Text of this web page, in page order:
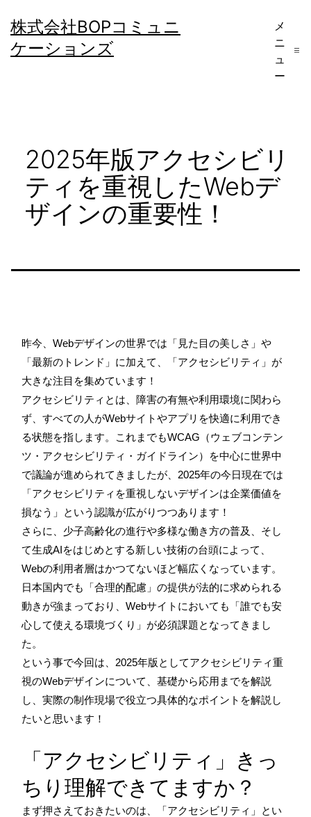
ン
テ
株式会社BOPコミュニ
ケーションズ
メ
ニ
ュ
ー
2025年版アクセシビリ
ティを重視したWebデ
ザインの重要性！
昨今、Webデザインの世界では「見た目の美しさ」や
「最新のトレンド」に加えて、「アクセシビリティ」が
大きな注目を集めています！
アクセシビリティとは、障害の有無や利用環境に関わら
ず、すべての人がWebサイトやアプリを快適に利用でき
る状態を指します。これまでもWCAG（ウェブコンテン
ツ・アクセシビリティ・ガイドライン）を中心に世界中
で議論が進められてきましたが、2025年の今日現在では
「アクセシビリティを重視しないデザインは企業価値を
損なう」という認識が広がりつつあります！
さらに、少子高齢化の進行や多様な働き方の普及、そし
て生成AIをはじめとする新しい技術の台頭によって、
Webの利用者層はかつてないほど幅広くなっています。
日本国内でも「合理的配慮」の提供が法的に求められる
動きが強まっており、Webサイトにおいても「誰でも安
心して使える環境づくり」が必須課題となってきまし
た。
という事で今回は、2025年版としてアクセシビリティ重
視のWebデザインについて、基礎から応用までを解説
し、実際の制作現場で役立つ具体的なポイントを解説し
たいと思います！
「アクセシビリティ」きっ
ちり理解できてますか？
まず押さえておきたいのは、「アクセシビリティ」とい